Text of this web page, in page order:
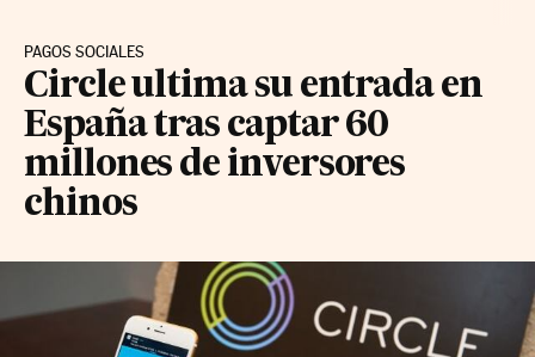
PAGOS SOCIALES
Circle ultima su entrada en
España tras captar 60
millones de inversores
chinos